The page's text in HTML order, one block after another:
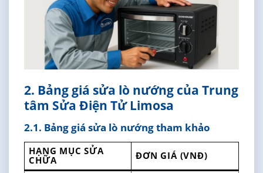
2. Bảng giá sửa lò nướng của Trung
tâm Sửa Điện Tử Limosa
2.1. Bảng giá sửa lò nướng tham khảo
HẠNG MỤC SỬA
CHỮA ĐƠN GIÁ (VNĐ)